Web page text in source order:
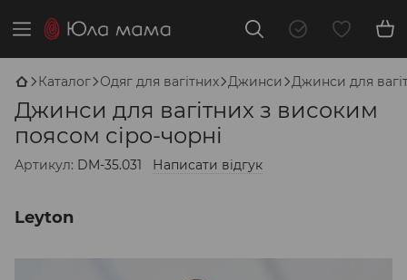
Каталог Одяг для вагітних Джинси Джинси для
Джинси для вагітних з високим
поясом сіро-чорні
Артикул: DM-35.031 Написати відгук
Leyton